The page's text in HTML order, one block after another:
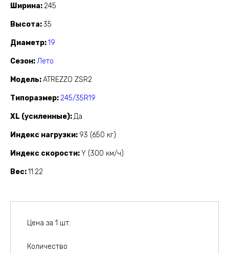
Ширина 245
Высота 35
Диаметр 19
Сезон Лето
Модель ATREZZO ZSR2
Типоразмер 245/35R19
XL (усиленные) Да
Индекс нагрузки 93 (650 кг)
Индекс скорости Y (300 км/ч)
Вес 11.22
Цена за 1 шт.
Количество